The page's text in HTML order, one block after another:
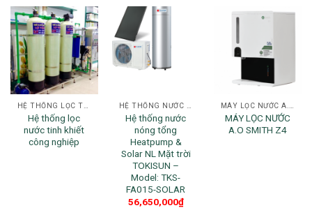
Hệ thống lọc
nước tinh khiết
công nghiệp
Hệ thống nước
nóng tổng
Heatpump &
Solar NL Mặt trời
TOKISUN –
Model: TKS-
FA015-SOLAR
56,650,000₫
MÁY LỌC NƯỚC
A.O SMITH Z4